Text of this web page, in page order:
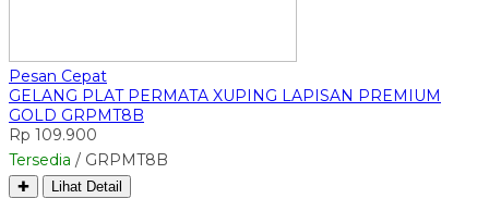
Pesan Cepat
GELANG PLAT PERMATA XUPING LAPISAN PREMIUM
GOLD GRPMT8B
Rp 109.900
Tersedia / GRPMT8B
✚ Lihat Detail